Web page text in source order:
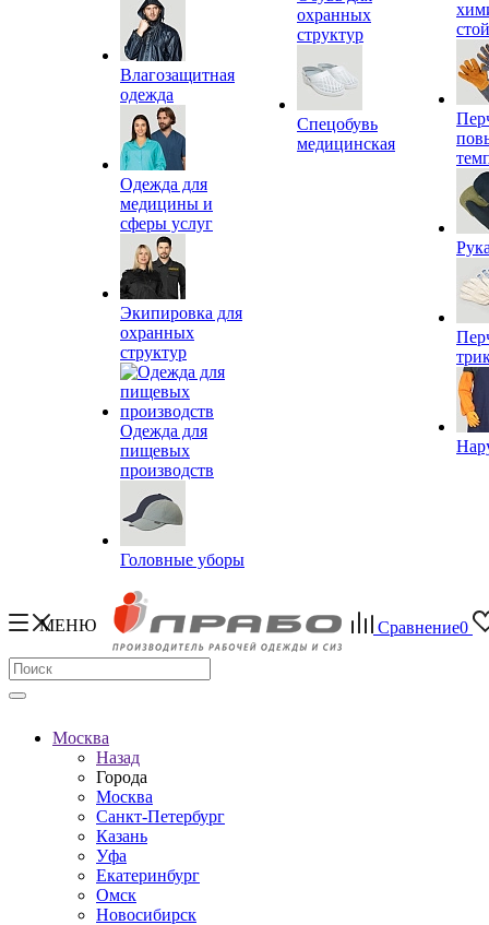
Влагозащитная
одежда
Одежда для
медицины и
сферы услуг
Экипировка для
охранных
структур
Одежда для
пищевых
производств
Головные уборы
охранных
структур
Спецобувь
медицинская
МЕНЮ Сравнение0
Москва
Назад
Города
Москва
Санкт-Петербург
Казань
Уфа
Екатеринбург
Омск
Новосибирск